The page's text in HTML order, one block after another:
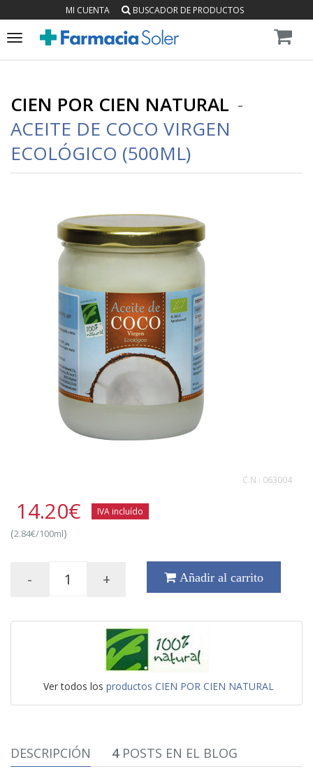
MI CUENTA BUSCADOR DE PRODUCTOS
Toggle
CIEN POR CIEN NATURAL -
ACEITE DE COCO VIRGEN
ECOLÓGICO (500ML)
C.N.: 063004
14.20€ IVA incluído
(2.84€/100ml)
- + Añadir al carrito
Ver todos los productos CIEN POR CIEN NATURAL
DESCRIPCIÓN 4POSTS EN EL BLOG